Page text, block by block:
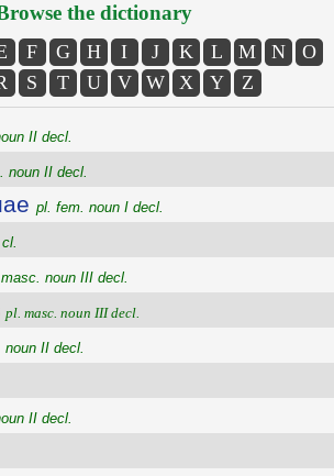
the dictionary
F G H I J K L M N
O
S T U V W X Y Z
II decl.
noun II decl.
pl. fem. noun I decl.
noun III decl.
pl. masc. noun III decl.
II decl.
II decl.